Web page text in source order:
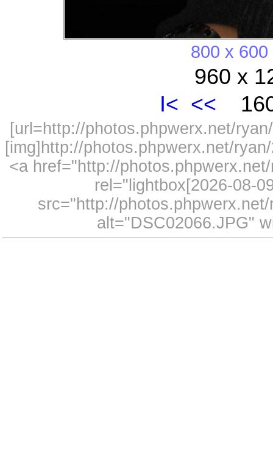
800 x 600
960 x
I< <<
[url=http://photos.phpwerx.net/
[img]http://photos.phpwerx.net/
<a href="http://
rel="lightbox[2026-08-
src="http://
alt="DSC02066.JPG"